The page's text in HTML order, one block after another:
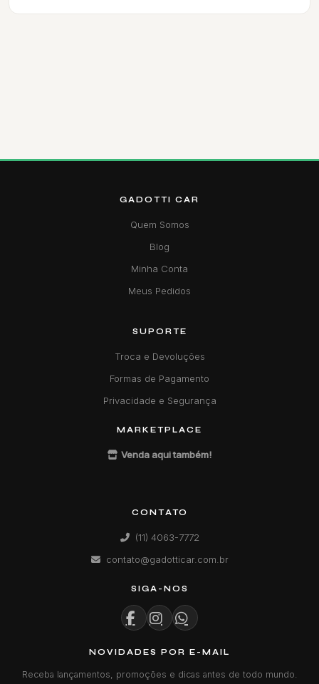
GADOTTI CAR
Quem Somos
Blog
Minha Conta
Meus Pedidos
SUPORTE
Troca e Devoluções
Formas de Pagamento
Privacidade e Segurança
MARKETPLACE
Venda aqui também!
CONTATO
(11) 4063-7772
contato@gadotticar.com.br
SIGA-NOS
NOVIDADES POR E-MAIL
Receba lançamentos, promoções e dicas antes de todo mundo.